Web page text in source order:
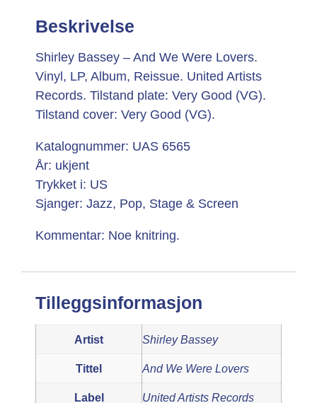
Beskrivelse
Shirley Bassey – And We Were Lovers.
Vinyl, LP, Album, Reissue. United Artists
Records. Tilstand plate: Very Good (VG).
Tilstand cover: Very Good (VG).
Katalognummer: UAS 6565
År: ukjent
Trykket i: US
Sjanger: Jazz, Pop, Stage & Screen
Kommentar: Noe knitring.
Tilleggsinformasjon
Artist Shirley Bassey
Tittel And We Were Lovers
Label United Artists Records